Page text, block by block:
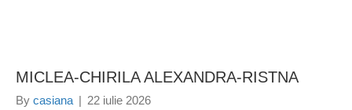
MICLEA-CHIRILA ALEXANDRA-RISTNA
By casiana | 22 iulie 2026